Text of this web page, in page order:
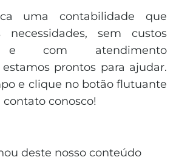
uma contabilidade que
necessidades, sem custos
e com atendimento
estamos prontos para ajudar.
e clique no botão flutuante
conosco!
deste nosso conteúdo